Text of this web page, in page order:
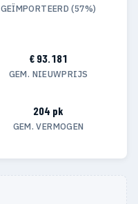
GEÏMPORTEERD (57%)
€ 93.181
GEM. NIEUWPRIJS
204 pk
GEM. VERMOGEN